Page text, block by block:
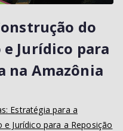
do
Jurídico para
na Amazônia
Estratégia para a
Jurídico para a Reposição